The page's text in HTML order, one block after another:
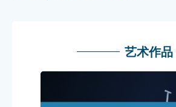
艺术作品